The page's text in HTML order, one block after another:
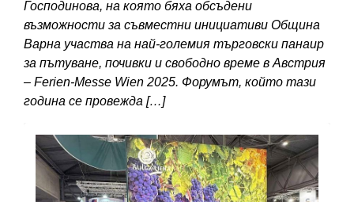
Господинова, на която бяха обсъдени
възможности за съвместни инициативи Община
Варна участва на най-големия търговски панаир
за пътуване, почивки и свободно време в Австрия
– Ferien-Messe Wien 2025. Форумът, който тази
година се провежда […]